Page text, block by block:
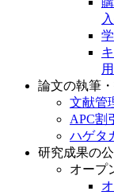
用
論文の執筆
文献管
APC割
ハゲタ
研究成果の
オープ